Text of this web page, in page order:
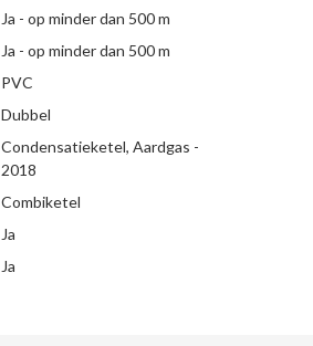
Ja - op minder dan 500 m
Ja - op minder dan 500 m
PVC
Dubbel
Condensatieketel, Aardgas -
2018
Combiketel
Ja
Ja